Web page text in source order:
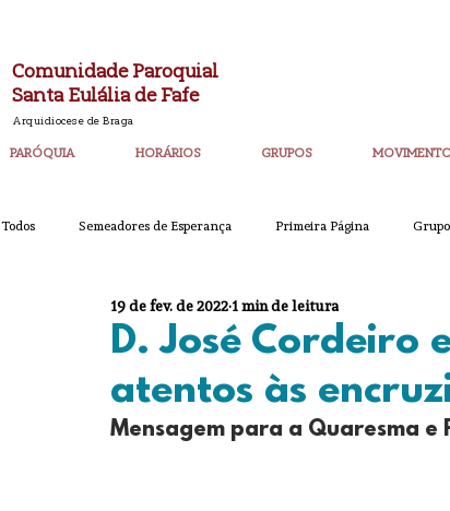
Comunidade Paroquial
Santa Eulália de Fafe
Arquidiocese de Braga
PARÓQUIA HORÁRIOS GRUPOS
Todos Semeadores de Esperança Primeira Página
Ano PAstoral Boletim Igreja Nova
Igreja Nova 60 Anos Laudato SI Sínodo Corpo
D. José Cordeiro
atentos às
19 de fev. de 20221 min de leitura
Mensagem para a Quaresma e